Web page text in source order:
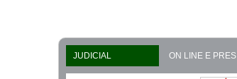
JUDICIAL